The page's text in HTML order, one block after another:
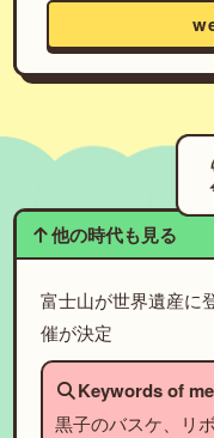
他の時代も見る
富士山が世界遺産に
催が決定
Keywords of
黒子のバスケ、リ